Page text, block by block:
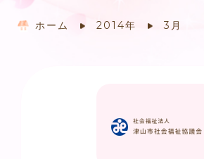
ホーム 2014年 3月